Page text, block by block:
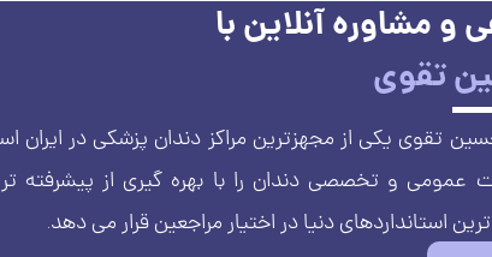
مشاوره آنلاین با
تقوی
تقوی یکی از مجهزترین مراکز دندان پزشکی در ایران
عمومی و تخصصی دندان را با بهره گیری از پیشرفته
استانداردهای دنیا در اختیار مراجعین قرار می دهد.